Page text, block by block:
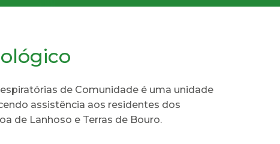
de Comunidade é uma unidade
assistência aos residentes dos
de Lanhoso e Terras de Bouro.